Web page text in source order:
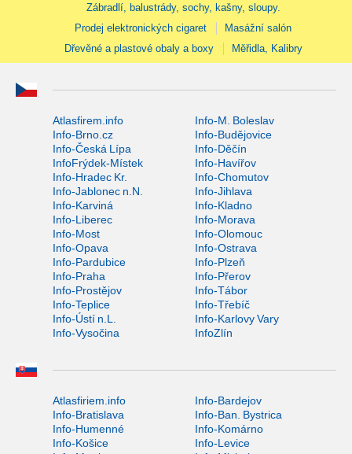
Zábradlí, balustrády, sochy, kašny, sloupy.
Prodej elektronických cigaret
Masážní salón
Dřevěné a plastové obaly a boxy
Měřidla, Kalibry
Atlasfirem.info
Info-M. Boleslav
Info-Brno.cz
Info-Budějovice
Info-Česká Lípa
Info-Děčín
InfoFrýdek-Místek
Info-Havířov
Info-Hradec Kr.
Info-Chomutov
Info-Jablonec n.N.
Info-Jihlava
Info-Karviná
Info-Kladno
Info-Liberec
Info-Morava
Info-Most
Info-Olomouc
Info-Opava
Info-Ostrava
Info-Pardubice
Info-Plzeň
Info-Praha
Info-Přerov
Info-Prostějov
Info-Tábor
Info-Teplice
Info-Třebíč
Info-Ústí n.L.
Info-Karlovy Vary
Info-Vysočina
InfoZlín
Atlasfiriem.info
Info-Bardejov
Info-Bratislava
Info-Ban. Bystrica
Info-Humenné
Info-Komárno
Info-Košice
Info-Levice